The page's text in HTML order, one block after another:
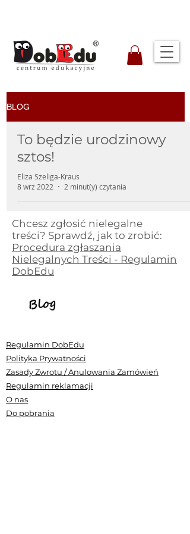
BLOG
To będzie urodzinowy
sztos!
Eliza Szeliga-Kraus
8 wrz 2022
2 minut(y) czytania
Chcesz zgłosić nielegalne
treści? Sprawdź, jak to zrobić:
Procedura zgłaszania
Nielegalnych Treści - Regulamin
DobEdu
Regulamin DobEdu
Polityka Prywatności
Zasady Zwrotu / Anulowania Zamówień
Regulamin reklamacji
O nas
Do pobrania